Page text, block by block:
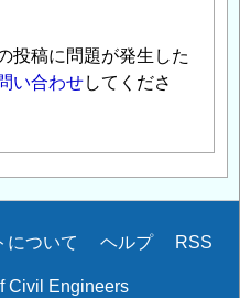
投稿に問題が発生した
い合わせしてくださ
について ヘルプ RSS
Civil Engineers